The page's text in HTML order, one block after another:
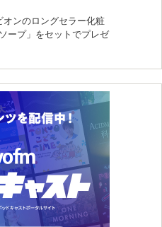
ンのロングセラー化粧
ープ」をセットでプレゼ